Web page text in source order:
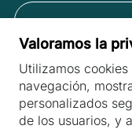
Al suscribirse al
privacidad.
Valoramos la
Utilizamos
navegación,
personalizados
de los usuarios, y